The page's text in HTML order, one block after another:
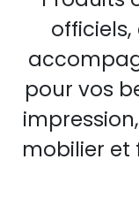
officiels,
pour vos
mobilier et